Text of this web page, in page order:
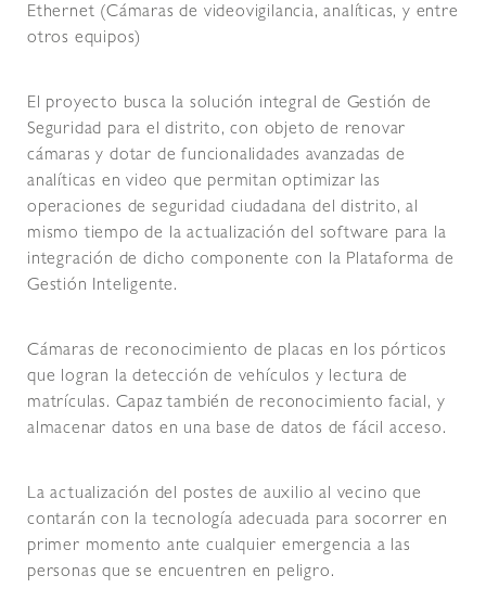
Ethernet (Cámaras de videovigilancia, analíticas, y entre
otros equipos)
El proyecto busca la solución integral de Gestión de
Seguridad para el distrito, con objeto de renovar
cámaras y dotar de funcionalidades avanzadas de
analíticas en video que permitan optimizar las
operaciones de seguridad ciudadana del distrito, al
mismo tiempo de la actualización del software para la
integración de dicho componente con la Plataforma de
Gestión Inteligente.
Cámaras de reconocimiento de placas en los pórticos
que logran la detección de vehículos y lectura de
matrículas. Capaz también de reconocimiento facial, y
almacenar datos en una base de datos de fácil acceso.
La actualización del postes de auxilio al vecino que
contarán con la tecnología adecuada para socorrer en
primer momento ante cualquier emergencia a las
personas que se encuentren en peligro.